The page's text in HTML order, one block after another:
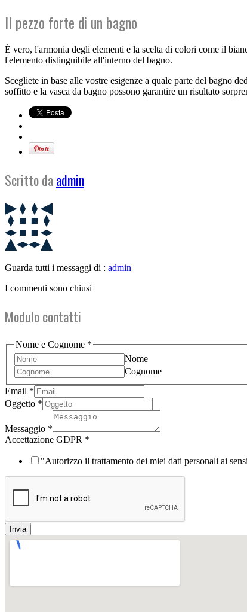
Il pezzo forte di un bagno
È vero, l'armonia degli elementi e la scelta di colori come il
l'elemento distinguibile all'interno del bagno.
Scegliete in base alle vostre esigenze a quale parte del bagno
soffitto e la vasca da bagno possono garantire un risultato
Scritto daadmin
Guarda tutti i messaggi di : admin
I commenti sono chiusi
Modulo contatti
Nome e Cognome *
Nome
Cognome
Email
Oggetto
Messaggio
Email *
Oggetto *
Messaggio *
Accettazione GDPR *
"Autorizzo il trattamento dei miei dati personali ai
Invia